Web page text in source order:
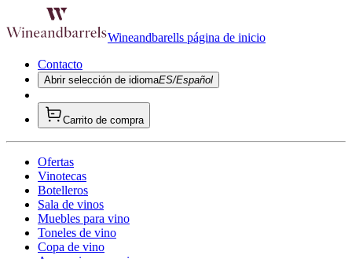
Wineandbarells página de inicio
Contacto
Abrir selección de idiomaES/Español
Carrito de compra
Ofertas
Vinotecas
Botelleros
Sala de vinos
Muebles para vino
Toneles de vino
Copa de vino